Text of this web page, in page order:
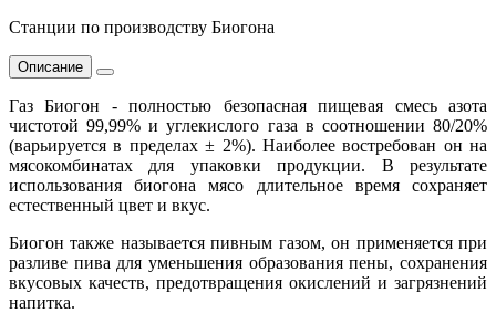
Станции по производству Биогона
Описание
Газ Биогон - полностью безопасная пищевая смесь азота
чистотой 99,99% и углекислого газа в соотношении 80/20%
(варьируется в пределах ± 2%). Наиболее востребован он на
мясокомбинатах для упаковки продукции. В результате
использования биогона мясо длительное время сохраняет
естественный цвет и вкус.
Биогон также называется пивным газом, он применяется при
разливе пива для уменьшения образования пены, сохранения
вкусовых качеств, предотвращения окислений и загрязнений
напитка.